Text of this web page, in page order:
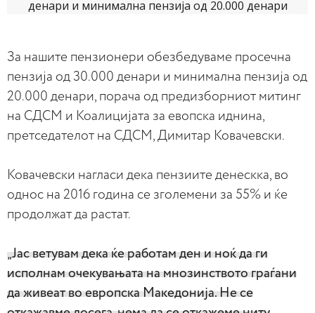
За нашите пензионери обезбедуваме просечна
пензија од 30.000 денари и минимална пензија од
20.000 денари, порача од предизборниот митинг
на СДСМ и Коалицијата за евопска иднина,
претседателот на СДСМ, Димитар Ковачевски.
Ковачевски нагласи дека пензиите денескка, во
однос на 2016 година се зголемени за 55% и ќе
продолжат да растат.
„Јас ветувам дека ќе работам ден и ноќ да ги
исполнам очекувањата на мнозинството граѓани
да живеат во европска Македонија. Не се